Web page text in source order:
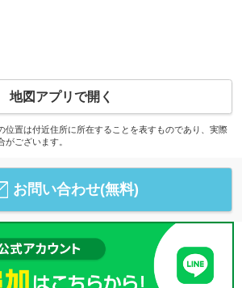
地図アプリで開く
置は付近住所に所在することを表すものであり、実際
ございます。
お問い合わせ(無料)